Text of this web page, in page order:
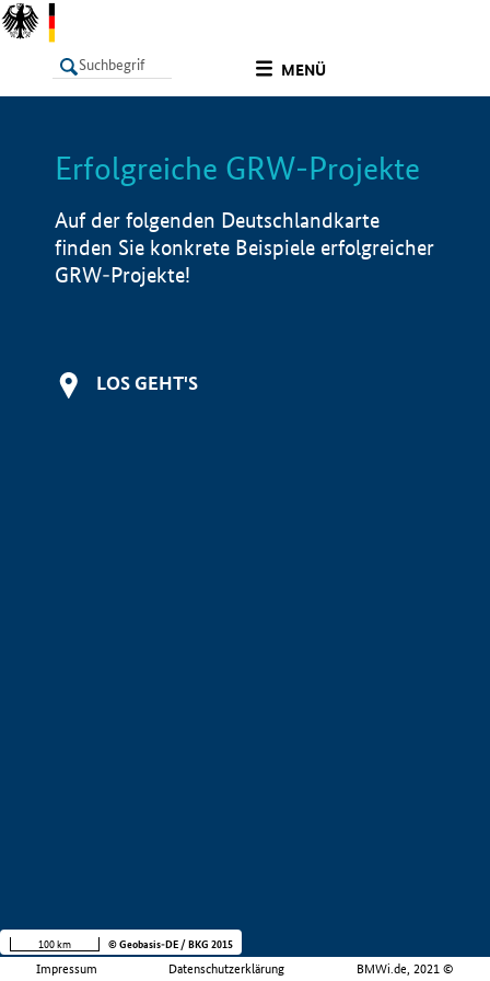
MENÜ
LISTE Info
Erfolgreiche GRW-Projekte
Auf der folgenden Deutschlandkarte
finden Sie konkrete Beispiele erfolgreicher
GRW-Projekte!
LOS GEHT'S
Impressum Datenschutzerklärung BMWi.de, 2021 ©
100 km © Geobasis-DE / BKG 2015